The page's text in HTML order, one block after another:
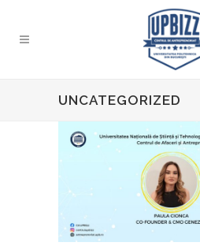
UNCATEGORIZED